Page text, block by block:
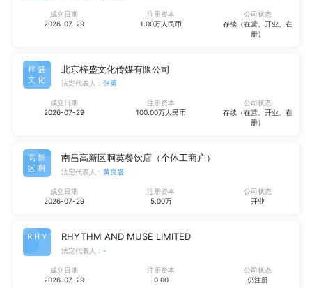
成立日期
2026-07-29
注册资本
1.00万人民币
公司状态
存续（在营、开业、在
册）
梓盛
文化
北京梓盛文化传媒有限公司
法定代表人： 张勇
成立日期
2026-07-29
注册资本
100.00万人民币
公司状态
存续（在营、开业、在
册）
高新
区啊
南昌高新区啊英餐饮店（个体工商户）
法定代表人： 黄良盛
成立日期
2026-07-29
注册资本
5.00万
公司状态
开业
RHYT RHYTHM AND MUSE LIMITED
法定代表人： -
成立日期
2026-07-29
注册资本
0.00
公司状态
仍注册